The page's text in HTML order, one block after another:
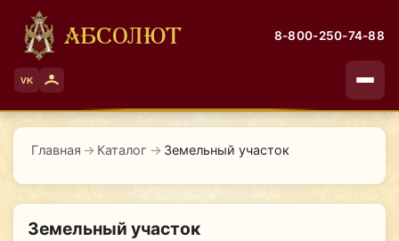
АБСОЛЮТ 8-800-250-74-88
VK
Главная → Каталог → Земельный участок
Земельный участок